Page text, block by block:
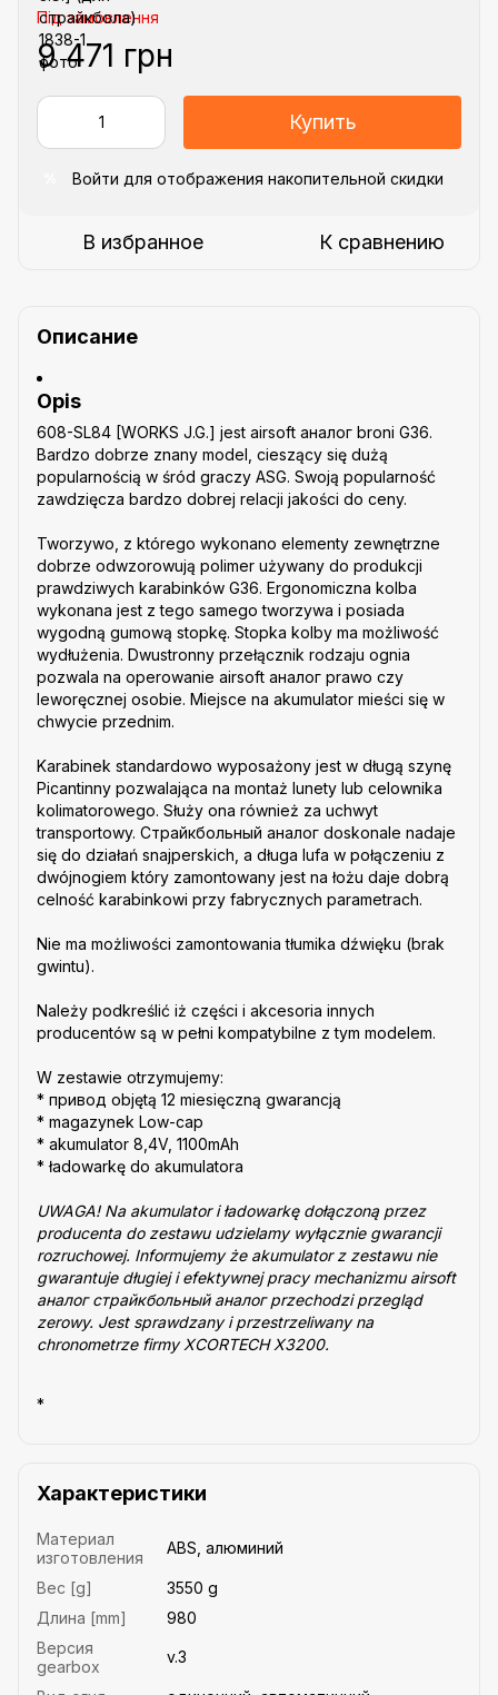
Під замовлення
9 471 грн
Купить
Войти для отображения накопительной скидки
В избранное К сравнению
Описание
Opis
608-SL84 [WORKS J.G.] jest airsoft аналог broni G36.
Bardzo dobrze znany model, cieszący się dużą
popularnością w śród graczy ASG. Swoją popularność
zawdzięcza bardzo dobrej relacji jakości do ceny.
Tworzywo, z którego wykonano elementy zewnętrzne
dobrze odwzorowują polimer używany do produkcji
prawdziwych karabinków G36. Ergonomiczna kolba
wykonana jest z tego samego tworzywa i posiada
wygodną gumową stopkę. Stopka kolby ma możliwość
wydłużenia. Dwustronny przełącznik rodzaju ognia
pozwala na operowanie airsoft аналог prawo czy
leworęcznej osobie. Miejsce na akumulator mieści się w
chwycie przednim.
Karabinek standardowo wyposażony jest w długą szynę
Picantinny pozwalająca na montaż lunety lub celownika
kolimatorowego. Służy ona również za uchwyt
transportowy. Страйкбольный аналог doskonale nadaje
się do działań snajperskich, a długa lufa w połączeniu z
dwójnogiem który zamontowany jest na łożu daje dobrą
celność karabinkowi przy fabrycznych parametrach.
Nie ma możliwości zamontowania tłumika dźwięku (brak
gwintu).
Należy podkreślić iż części i akcesoria innych
producentów są w pełni kompatybilne z tym modelem.
W zestawie otrzymujemy:
* привод objętą 12 miesięczną gwarancją
* magazynek Low-cap
* akumulator 8,4V, 1100mAh
* ładowarkę do akumulatora
UWAGA! Na akumulator i ładowarkę dołączoną przez
producenta do zestawu udzielamy wyłącznie gwarancji
rozruchowej. Informujemy że akumulator z zestawu nie
gwarantuje długiej i efektywnej pracy mechanizmu airsoft
аналог cтрайкбольный аналог przechodzi przegląd
zerowy. Jest sprawdzany i przestrzeliwany na
chronometrze firmy XCORTECH X3200.
*
Характеристики
Материал
изготовления
ABS, алюминий
Вес [g]
3550 g
Длина [mm]
980
Версия
gearbox
v.3